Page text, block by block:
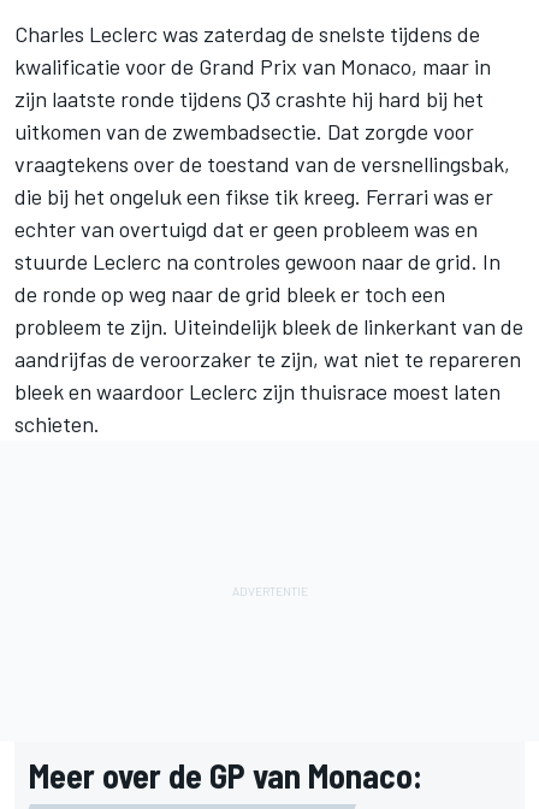
Charles Leclerc was zaterdag de snelste tijdens de
kwalificatie voor de Grand Prix van Monaco, maar in
zijn laatste ronde tijdens Q3 crashte hij hard bij het
uitkomen van de zwembadsectie. Dat zorgde voor
vraagtekens over de toestand van de versnellingsbak,
die bij het ongeluk een fikse tik kreeg. Ferrari was er
echter van overtuigd dat er geen probleem was en
stuurde Leclerc na controles gewoon naar de grid. In
de ronde op weg naar de grid bleek er toch een
probleem te zijn. Uiteindelijk bleek de linkerkant van de
aandrijfas de veroorzaker te zijn, wat niet te repareren
bleek en waardoor Leclerc zijn thuisrace moest laten
schieten.
Meer over de GP van Monaco: